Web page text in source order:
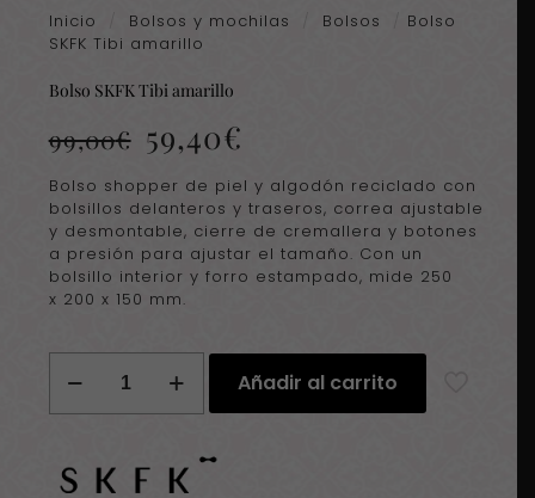
Inicio Bolsos y mochilas Bolsos
Bolso
SKFK Tibi amarillo
Bolso SKFK Tibi amarillo
99,00€ El
precio
original
era:
99,00€.
59,40€
actual
es:
59,40€.
Bolso shopper de piel y algodón reciclado con
bolsillos delanteros y traseros, correa ajustable
y desmontable, cierre de cremallera y botones
a presión para ajustar el tamaño. Con un
bolsillo interior y forro estampado, mide 250
x 200 x 150 mm.
SKFK
Tibi
Añadir al carrito